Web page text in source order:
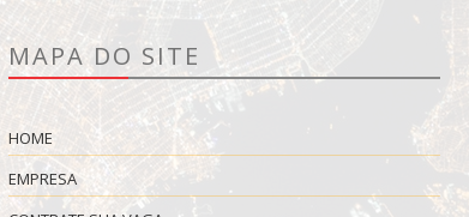
MAPA DO SITE
HOME
EMPRESA